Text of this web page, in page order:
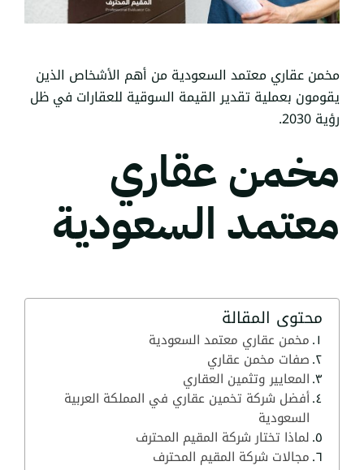
مخمن عقاري معتمد السعودية من أهم الأشخاص الذين
يقومون بعملية تقدير القيمة السوقية للعقارات في ظل
رؤية 2030.
مخمن عقاري
معتمد السعودية
محتوى المقالة
مخمن عقاري معتمد السعودية
صفات مخمن عقاري
المعايير وتثمين العقاري
أفضل شركة تخمين عقاري في المملكة العربية
السعودية
لماذا تختار شركة المقيم المحترف
مجالات شركة المقيم المحترف